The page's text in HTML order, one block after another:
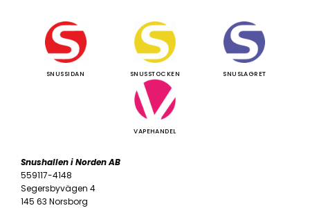
SNUSSIDAN SNUSSTOCKEN SNUSLAGRET
VAPEHANDEL
Snushallen i Norden AB
559117-4148
Segersbyvägen 4
145 63 Norsborg